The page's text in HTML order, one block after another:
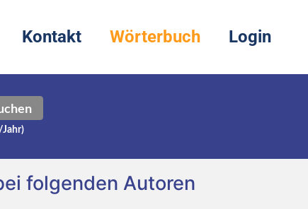
Kontakt Wörterbuch Login
Jahr)
folgenden Autoren